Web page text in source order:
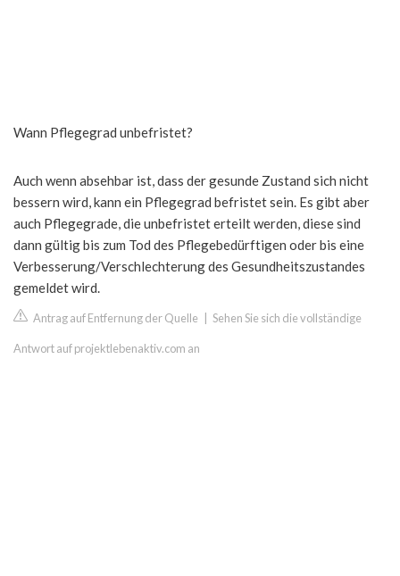
Wann Pflegegrad unbefristet?
Auch wenn absehbar ist, dass der gesunde Zustand sich nicht
bessern wird, kann ein Pflegegrad befristet sein. Es gibt aber
auch Pflegegrade, die unbefristet erteilt werden, diese sind
dann gültig bis zum Tod des Pflegebedürftigen oder bis eine
Verbesserung/Verschlechterung des Gesundheitszustandes
gemeldet wird.
Antrag auf Entfernung der Quelle Sehen Sie sich die vollständige
Antwort auf projektlebenaktiv.com an